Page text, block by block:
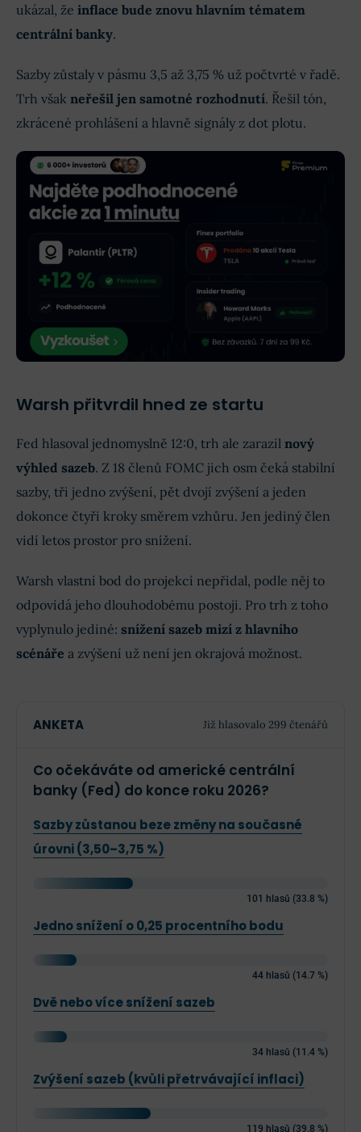
ukázal, že inflace bude znovu hlavním tématem
centrální banky.
Sazby zůstaly v pásmu 3,5 až 3,75 % už počtvrté v řadě.
Trh však neřešil jen samotné rozhodnutí. Řešil tón,
zkrácené prohlášení a hlavně signály z dot plotu.
Warsh přitvrdil hned ze startu
Fed hlasoval jednomyslně 12:0, trh ale zarazil nový
výhled sazeb. Z 18 členů FOMC jich osm čeká stabilní
sazby, tři jedno zvýšení, pět dvojí zvýšení a jeden
dokonce čtyři kroky směrem vzhůru. Jen jediný člen
vidí letos prostor pro snížení.
Warsh vlastní bod do projekcí nepřidal, podle něj to
odpovídá jeho dlouhodobému postoji. Pro trh z toho
vyplynulo jediné: snížení sazeb mizí z hlavního
scénáře a zvýšení už není jen okrajová možnost.
ANKETA Již hlasovalo 299 čtenářů
Co očekáváte od americké centrální
banky (Fed) do konce roku 2026?
Sazby zůstanou beze změny na současné
úrovni (3,50–3,75 %)
101 hlasů (33.8 %)
Jedno snížení o 0,25 procentního bodu
44 hlasů (14.7 %)
Dvě nebo více snížení sazeb
34 hlasů (11.4 %)
Zvýšení sazeb (kvůli přetrvávající inflaci)
119 hlasů (39.8 %)